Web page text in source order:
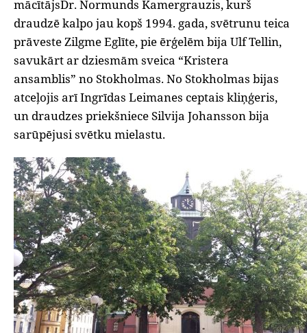
mācītājsDr. Normunds Kamergrauzis, kurš
draudzē kalpo jau kopš 1994. gada, svētrunu teica
prāveste Zilgme Eglīte, pie ērģelēm bija Ulf Tellin,
savukārt ar dziesmām sveica “Kristera
ansamblis” no Stokholmas. No Stokholmas bijas
atceļojis arī Ingrīdas Leimanes ceptais kliņģeris,
un draudzes priekšniece Silvija Johansson bija
sarūpējusi svētku mielastu.